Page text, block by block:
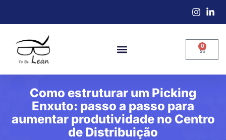
0
Como estruturar um Picking
Enxuto: passo a passo para
aumentar produtividade no Centro
de Distribuição